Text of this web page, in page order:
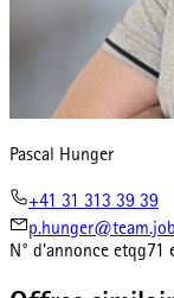
Pascal Hunger
+41 31 313 39 39
N° d'annonce etqg71